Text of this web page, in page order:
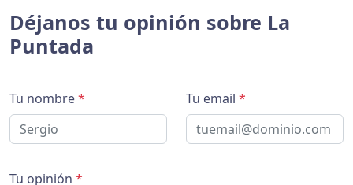
Déjanos tu opinión sobre La
Puntada
Tu nombre* Tu email *
Tu opinión *